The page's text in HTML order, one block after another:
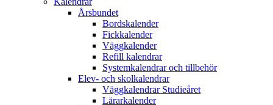
Årsbundet
Bordskalender
Fickkalender
Väggkalender
Refill kalendrar
Systemkalendrar och tillbehör
Elev- och skolkalendrar
Väggkalendrar Studieåret
Lärarkalender